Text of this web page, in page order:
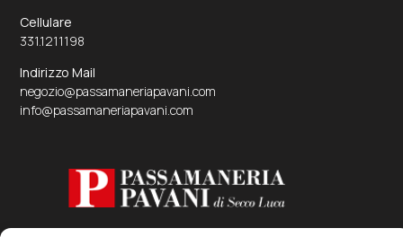
Cellulare
331.1211198
Indirizzo Mail
negozio@passamaneriapavani.com
info@passamaneriapavani.com